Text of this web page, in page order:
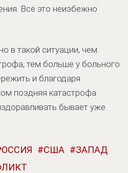
Всё это неизбежно
в такой ситуации, чем
тем больше у больного
и благодаря
поздняя катастрофа
бывает уже
США
ЗАПАД